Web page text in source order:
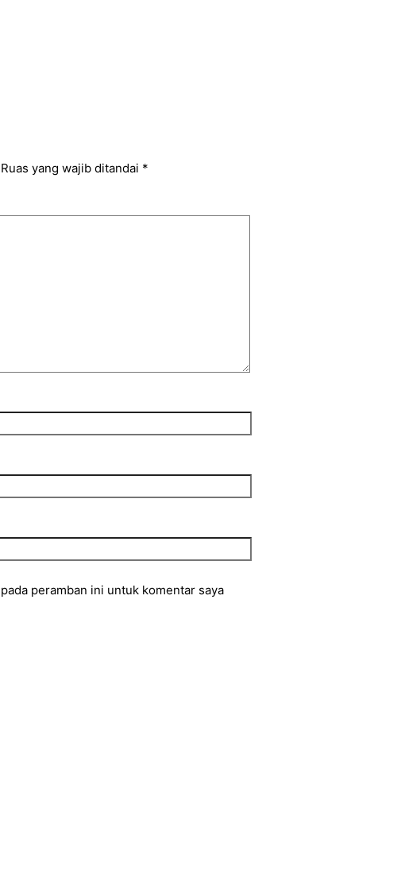
Ruas yang wajib ditandai *
peramban ini untuk komentar saya